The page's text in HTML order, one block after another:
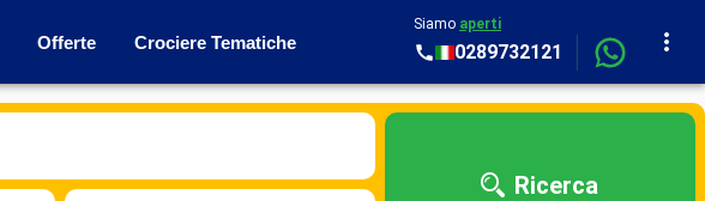
Offerte Crociere Tematiche
Siamo aperti
0289732121
Ricerca